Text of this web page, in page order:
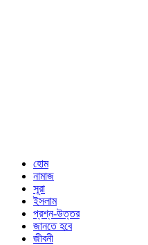
হোম
নামাজ
সূরা
ইসলাম
প্রশ্ন-উত্তর
জানতে হবে
জীবনী